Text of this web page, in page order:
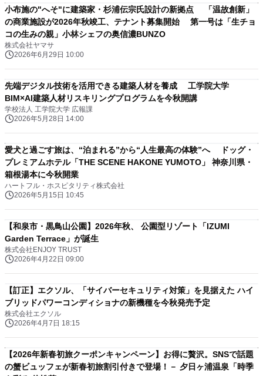
小布施の"へそ"に建築家・杉浦伝宗氏設計の新拠点 「温故創新」
の商業施設が2026年秋竣工、テナント募集開始 第一号は「生チョ
コの生みの親」小林シェフの奥信濃BUNZO
株式会社ヤマサ
2026年6月29日 10:00
先端デジタル技術を活用できる建築人材を養成 工学院大学
BIM×AI建築人材リスキリングプログラムを今秋開講
学校法人 工学院大学 広報課
2026年5月28日 14:00
愛犬と過ごす旅は、“泊まれる”から“人生最高の体験”へ ドッグ・
プレミアムホテル「THE SCENE HAKONE YUMOTO」 神奈川県・
箱根湯本に今秋開業
ハートフル・ホスピタリティ株式会社
2026年5月15日 10:45
【和泉市・黒鳥山公園】2026年秋、 公園型リゾート「IZUMI
Garden Terrace」が誕生
株式会社ENJOY TRUST
2026年4月22日 09:00
【訂正】エクソル、「サイバーセキュリティ対策」を見据えた ハイ
ブリッドパワーコンディショナの新機種を今秋発売予定
株式会社エクソル
2026年4月7日 18:15
【2026年新春初旅クーポンキャンペーン】お得に贅沢。SNSで話題
の蟹ビュッフェが新春初旅割引付きで登場！－ 夕日ヶ浦温泉「時季